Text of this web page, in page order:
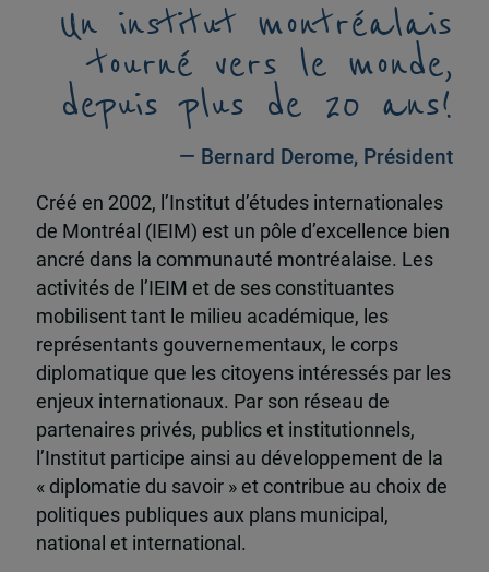
Un institut montréalais
tourné vers le monde,
depuis plus de 20 ans!
— Bernard Derome, Président
Créé en 2002, l’Institut d’études internationales
de Montréal (IEIM) est un pôle d’excellence bien
ancré dans la communauté montréalaise. Les
activités de l’IEIM et de ses constituantes
mobilisent tant le milieu académique, les
représentants gouvernementaux, le corps
diplomatique que les citoyens intéressés par les
enjeux internationaux. Par son réseau de
partenaires privés, publics et institutionnels,
l’Institut participe ainsi au développement de la
« diplomatie du savoir » et contribue au choix de
politiques publiques aux plans municipal,
national et international.